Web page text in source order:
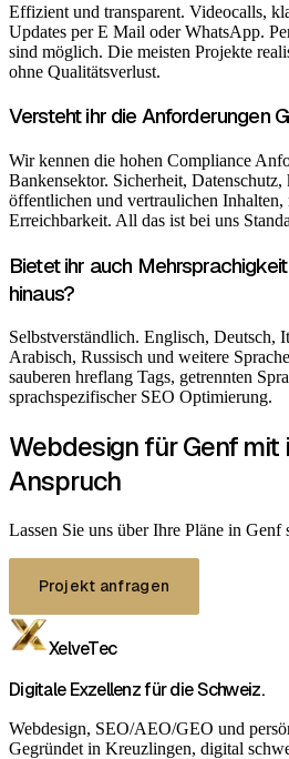
Effizient und transparent. Videocalls,
Updates per E Mail oder WhatsApp.
sind möglich. Die meisten Projekte
ohne Qualitätsverlust.
Versteht ihr die Anforderungen
Wir kennen die hohen Compliance
Bankensektor. Sicherheit,
öffentlichen und vertraulichen Inhalten,
Erreichbarkeit. All das ist bei uns
Bietet ihr auch
hinaus?
Selbstverständlich. Englisch, Deutsch,
Arabisch, Russisch und weitere
sauberen hreflang Tags, getrennten
sprachspezifischer SEO Optimierung.
Webdesign für Genf
Anspruch
Lassen Sie uns über Ihre Pläne in Genf
Projekt anfragen
XelveTec
Digitale Exzellenz für die Schweiz.
Webdesign, SEO/AEO/GEO und
Gegründet in Kreuzlingen, digital